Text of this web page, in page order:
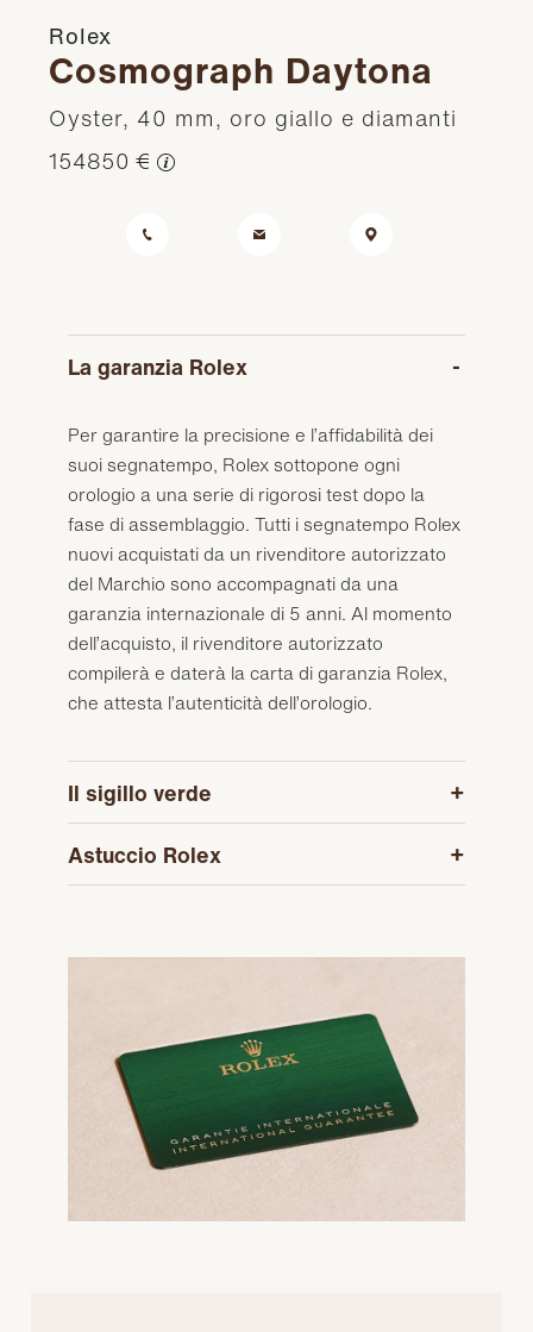
Rolex
Cosmograph Daytona
Oyster, 40 mm, oro giallo e diamanti
154850 €
La garanzia Rolex
Per garantire la precisione e l’affidabilità dei
suoi segnatempo, Rolex sottopone ogni
orologio a una serie di rigorosi test dopo la
fase di assemblaggio. Tutti i segnatempo Rolex
nuovi acquistati da un rivenditore autorizzato
del Marchio sono accompagnati da una
garanzia internazionale di 5 anni. Al momento
dell’acquisto, il rivenditore autorizzato
compilerà e daterà la carta di garanzia Rolex,
che attesta l’autenticità dell’orologio.
Il sigillo verde
Astuccio Rolex